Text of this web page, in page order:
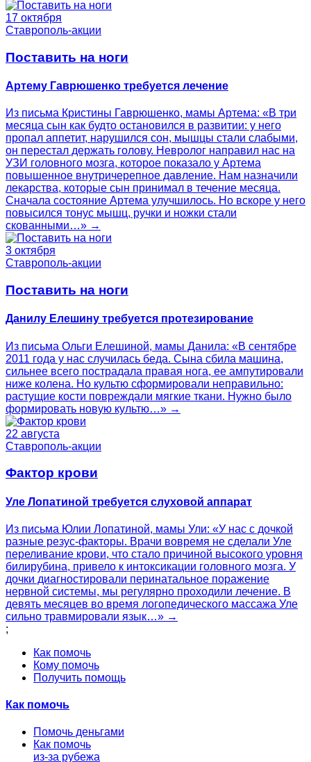
17 октября
Ставрополь-акции
Поставить на ноги
Артему Гаврюшенко требуется лечение
Из письма Кристины Гаврюшенко, мамы Артема: «В три
месяца сын как будто остановился в развитии: у него
пропал аппетит, нарушился сон, мышцы стали слабыми,
он перестал держать голову. Невролог направил нас на
УЗИ головного мозга, которое показало у Артема
повышенное внутричерепное давление. Нам назначили
лекарства, которые сын принимал в течение месяца.
Сначала состояние Артема улучшилось. Но вскоре у него
повысился тонус мышц, ручки и ножки стали
скованными…» →
3 октября
Ставрополь-акции
Поставить на ноги
Данилу Елешину требуется протезирование
Из письма Ольги Елешиной, мамы Данила: «В сентябре
2011 года у нас случилась беда. Сына сбила машина,
сильнее всего пострадала правая нога, ее ампутировали
ниже колена. Но культю сформировали неправильно:
растущие кости повреждали мягкие ткани. Нужно было
формировать новую культю…» →
22 августа
Ставрополь-акции
Фактор крови
Уле Лопатиной требуется слуховой аппарат
Из письма Юлии Лопатиной, мамы Ули: «У нас с дочкой
разные резус-факторы. Врачи вовремя не сделали Уле
переливание крови, что стало причиной высокого уровня
билирубина, привело к интоксикации головного мозга. У
дочки диагностировали перинатальное поражение
нервной системы, мы регулярно проходили лечение. В
девять месяцев во время логопедического массажа Уле
сильно травмировали язык…» →
;
Как помочь
Кому помочь
Получить помощь
Как помочь
Помочь деньгами
Как помочь
из-за рубежа